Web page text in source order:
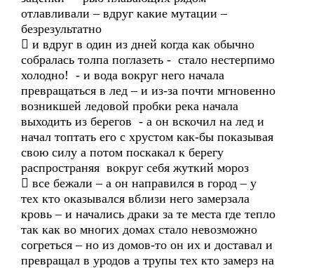
отлавливали – вдруг какие мутации –
безрезультатно
 и вдруг в один из дней когда как обычно
собралась толпа поглазеть - стало нестерпимо
холодно! - и вода вокруг него начала
превращаться в лед – и из-за почти мгновенно
возникшей ледовой пробки река начала
выходить из берегов - а он вскочил на лед и
начал топтать его с хрустом как-бы показывая
свою силу а потом поскакал к берегу
распространяя вокруг себя жуткий мороз
 все бежали – а он направился в город – у
тех кто оказывался вблизи него замерзала
кровь – и начались драки за те места где тепло
так как во многих домах стало невозможно
согреться – но из домов-то он их и доставал и
превращал в уродов а трупы тех кто замерз на